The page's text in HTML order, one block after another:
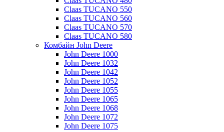
Claas TUCANO 550
Claas TUCANO 560
Claas TUCANO 570
Claas TUCANO 580
Комбайн John Deere
John Deere 1000
John Deere 1032
John Deere 1042
John Deere 1052
John Deere 1055
John Deere 1065
John Deere 1068
John Deere 1072
John Deere 1075